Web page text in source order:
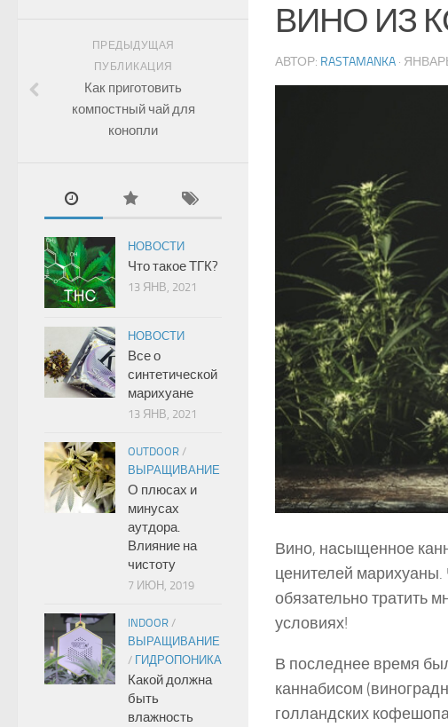
ВИНО ИЗ
АВТОР: RASTAMANKA ·
Вино, насыщенное
ценителей марихуаны.
обязательно тратить
условиях!
В последнее время
каннабисом
голландских
ПРЕДЫДУЩАЯ
ПУБЛИКАЦИЯ
Как приготовить
компостный чай для
конопли
НОВОСТИ
Что такое ТГК?
13 ЯНВ, 2021
НОВОСТИ
Все о
синтетической
марихуане
13 ЯНВ, 2021
OUTDOOR /
ВЫРАЩИВАНИЕ
О плюсах и
минусах
аутдора.
Влияние на
чистоту
7 ИЮН, 2019
INDOOR /
ВЫРАЩИВАНИЕ
/ ГИДРОПОНИКА
Какой должна
быть
влажность